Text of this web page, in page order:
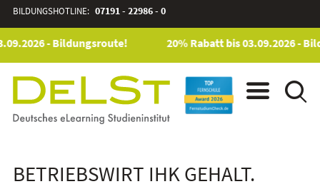
BILDUNGSHOTLINE: 07191 - 22986 - 0
- Bildungsroute! 20% Rabatt bis 03.09.2026 -
BETRIEBSWIRT IHK GEHALT.